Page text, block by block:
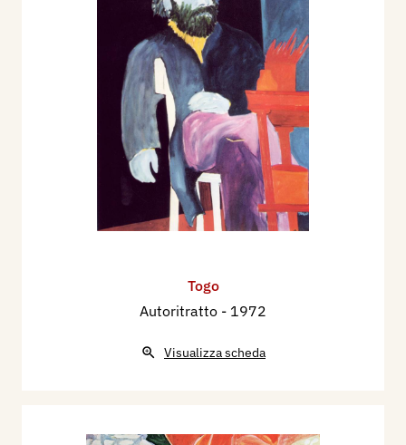
Togo
Autoritratto - 1972
Visualizza scheda